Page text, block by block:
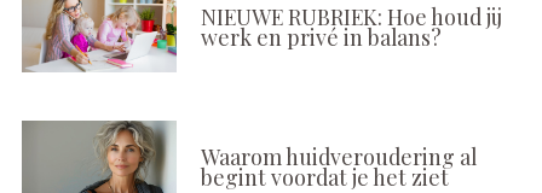
NIEUWE RUBRIEK: Hoe houd jij
werk en privé in balans?
Waarom huidveroudering al
begint voordat je het ziet